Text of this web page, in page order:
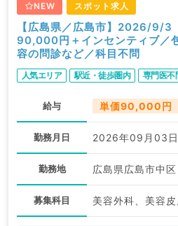
NEW スポット求人
【広島県／広島市】2026/9/
90,000円＋インセンティブ／
容の問診など／科目不問
人気エリア 駅近・徒歩圏内 専門医不
給与 単価90,000円
勤務月日 2026年09月03日
勤務地 広島県広島市中区
募集科目 美容外科、美容